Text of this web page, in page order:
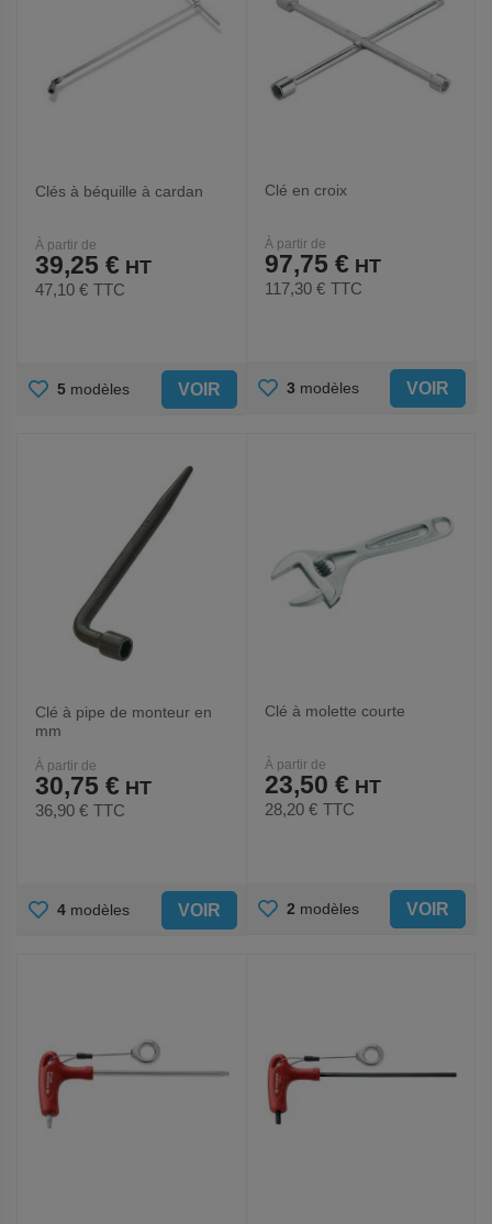
Clés à béquille à cardan
À partir de
39,25 €
47,10 € TTC
AJOUTER
5 modèles VOIR
Clé en croix
À partir de
97,75 €
117,30 € TTC
AJOUTER
3 modèles VOIR
Clé à pipe de monteur en
mm
À partir de
30,75 €
36,90 € TTC
AJOUTER
4 modèles VOIR
Clé à molette courte
À partir de
23,50 €
28,20 € TTC
AJOUTER
2 modèles VOIR